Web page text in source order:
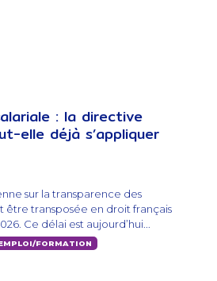
: la directive
elle déjà s’appliquer
sur la transparence des
être transposée en droit français
Ce délai est aujourd’hui...
FORMATION